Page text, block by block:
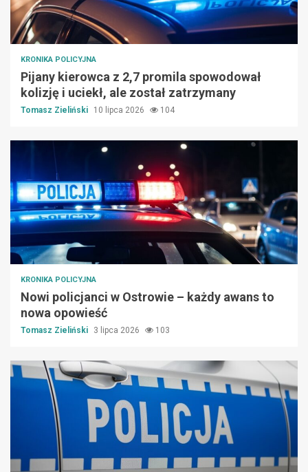
KRONIKA POLICYJNA
Pijany kierowca z 2,7 promila spowodował
kolizję i uciekł, ale został zatrzymany
Tomasz Zieliński 10 lipca 2026 104
KRONIKA POLICYJNA
Nowi policjanci w Ostrowie – każdy awans to
nowa opowieść
Tomasz Zieliński 3 lipca 2026 103